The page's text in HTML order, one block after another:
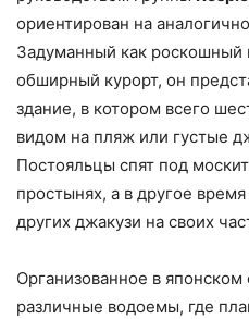
ориентирован на
Задуманный как роскошный
обширный курорт, он
здание, в котором всего
видом на пляж или густые
Постояльцы спят под
простынях, а в другое
других джакузи на своих
Организованное в
различные водоемы, где